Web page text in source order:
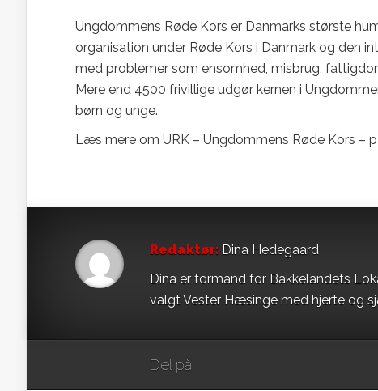
Ungdommens Røde Kors er Danmarks største
organisation under Røde Kors i Danmark og den
med problemer som ensomhed, misbrug,
Mere end 4500 frivillige udgør kernen i
børn og unge.
Læs mere om URK – Ungdommens Røde Kors –
Redaktør: Dina Hedegaard
Dina er formand for Bakkelandets
valgt Vester Hæsinge med hjerte og
Del på